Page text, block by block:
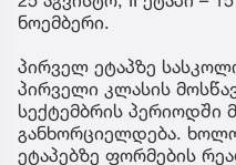
ნოემბერი.
პირველ ეტაპზე
პირველი კლასის
სექტემბრის პერიოდში
განხორციელდება.
ეტაპებზე ფორმების